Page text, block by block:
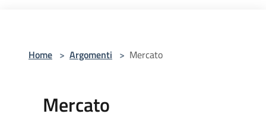
Home > Argomenti > Mercato
Mercato